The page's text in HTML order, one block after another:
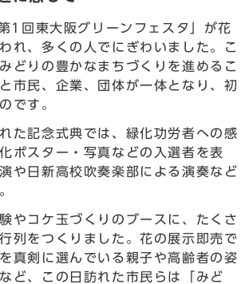
1回東大阪グリーンフェスタ」が花
れ、多くの人でにぎわいました。こ
どりの豊かなまちづくりを進めるこ
市民、企業、団体が一体となり、初
です。
た記念式典では、緑化功労者への感
ポスター・写真などの入選者を表
や日新高校吹奏楽部による演奏など
やコケ玉づくりのブースに、たくさ
列をつくりました。花の展示即売で
真剣に選んでいる親子や高齢者の姿
ど、この日訪れた市民らは「みど